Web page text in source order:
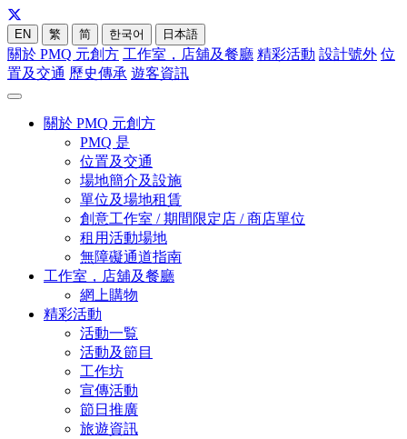
EN 繁 简 한국어 日本語
關於 PMQ 元創方 工作室，店舖及餐廳 精彩活動 設計號外 位
置及交通 歷史傳承 遊客資訊
關於 PMQ 元創方
PMQ 是
位置及交通
場地簡介及設施
單位及場地租賃
創意工作室 / 期間限定店 / 商店單位
租用活動場地
無障礙通道指南
工作室，店舖及餐廳
網上購物
精彩活動
活動一覧
活動及節目
工作坊
宣傳活動
節日推廣
旅遊資訊